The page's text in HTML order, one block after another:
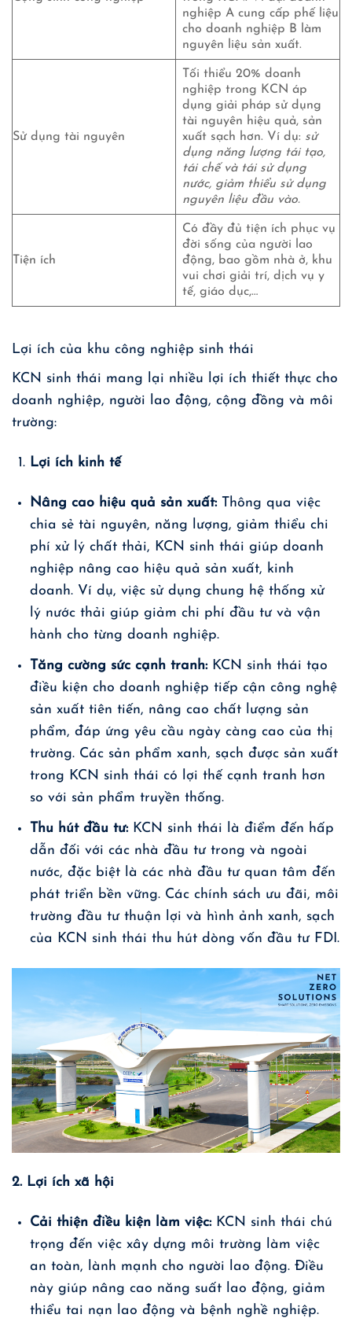
nghiệp A cung cấp phế liệu
cho doanh nghiệp B làm
nguyên liệu sản xuất.
Sử dụng tài nguyên
Tối thiểu 20% doanh
nghiệp trong KCN áp
dụng giải pháp sử dụng
tài nguyên hiệu quả, sản
xuất sạch hơn. Ví dụ: sử
dụng năng lượng tái tạo,
tái chế và tái sử dụng
nước, giảm thiểu sử dụng
nguyên liệu đầu vào.
Tiện ích
Có đầy đủ tiện ích phục vụ
đời sống của người lao
động, bao gồm nhà ở, khu
vui chơi giải trí, dịch vụ y
tế, giáo dục,…
Lợi ích của khu công nghiệp sinh thái
KCN sinh thái mang lại nhiều lợi ích thiết thực cho
doanh nghiệp, người lao động, cộng đồng và môi
trường:
Lợi ích kinh tế
Nâng cao hiệu quả sản xuất:Thông qua việc
chia sẻ tài nguyên, năng lượng, giảm thiểu chi
phí xử lý chất thải, KCN sinh thái giúp doanh
nghiệp nâng cao hiệu quả sản xuất, kinh
doanh. Ví dụ, việc sử dụng chung hệ thống xử
lý nước thải giúp giảm chi phí đầu tư và vận
hành cho từng doanh nghiệp.
Tăng cường sức cạnh tranh:KCN sinh thái tạo
điều kiện cho doanh nghiệp tiếp cận công nghệ
sản xuất tiên tiến, nâng cao chất lượng sản
phẩm, đáp ứng yêu cầu ngày càng cao của thị
trường. Các sản phẩm xanh, sạch được sản xuất
trong KCN sinh thái có lợi thế cạnh tranh hơn
so với sản phẩm truyền thống.
Thu hút đầu tư:KCN sinh thái là điểm đến hấp
dẫn đối với các nhà đầu tư trong và ngoài
nước, đặc biệt là các nhà đầu tư quan tâm đến
phát triển bền vững. Các chính sách ưu đãi, môi
trường đầu tư thuận lợi và hình ảnh xanh, sạch
của KCN sinh thái thu hút dòng vốn đầu tư FDI.
2. Lợi ích xã hội
Cải thiện điều kiện làm việc:KCN sinh thái chú
trọng đến việc xây dựng môi trường làm việc
an toàn, lành mạnh cho người lao động. Điều
này giúp nâng cao năng suất lao động, giảm
thiểu tai nạn lao động và bệnh nghề nghiệp.